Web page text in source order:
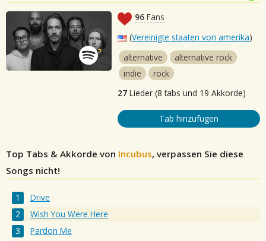
96 Fans
(Vereinigte staaten von amerika)
alternative
alternative rock
indie
rock
27 Lieder (8 tabs und 19 Akkorde)
Tab hinzufügen
Top Tabs & Akkorde von Incubus, verpassen Sie diese
Songs nicht!
Drive
Wish You Were Here
Pardon Me